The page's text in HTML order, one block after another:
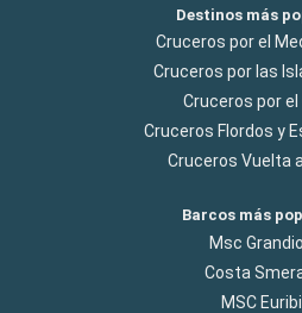
Destinos más
Cruceros por el
Cruceros por las
Cruceros por el
Cruceros Flordos y
Cruceros Vuelta
Barcos más
Msc
Costa
MSC